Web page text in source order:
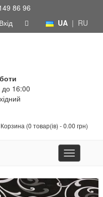
86 96
UA | RU
Вхід
16:00
Корзина (0 товар(ів) - 0.00 грн)
Toggle
navigation